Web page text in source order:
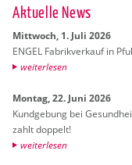
Ak­tu­el­le News
Mitt­woch, 1. Juli 2026
ENGEL Fa­brik­ver­kauf in
wei­ter­le­sen
Mon­tag, 22. Juni 2026
Kund­ge­bung bei
zahlt dop­pelt!
wei­ter­le­sen